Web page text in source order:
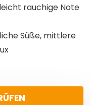
rauchige Note
Süße, mittlere